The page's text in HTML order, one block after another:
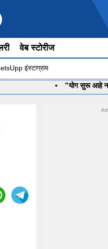
वेब स्टोरीज
इंस्टाग्राम
”योग सुरू आहे ना?”, PM